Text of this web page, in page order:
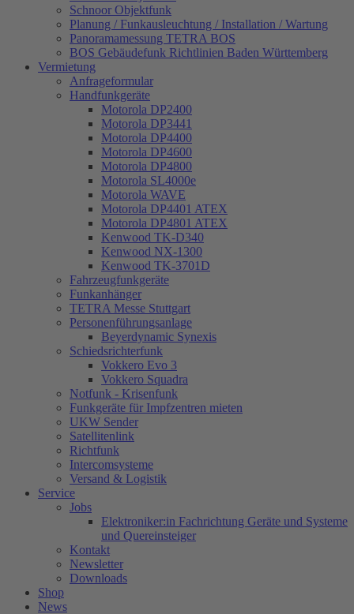
Schnoor Objektfunk
Planung / Funkausleuchtung / Installation / Wartung
Panoramamessung TETRA BOS
BOS Gebäudefunk Richtlinien Baden Württemberg
Vermietung
Anfrageformular
Handfunkgeräte
Motorola DP2400
Motorola DP3441
Motorola DP4400
Motorola DP4600
Motorola DP4800
Motorola SL4000e
Motorola WAVE
Motorola DP4401 ATEX
Motorola DP4801 ATEX
Kenwood TK-D340
Kenwood NX-1300
Kenwood TK-3701D
Fahrzeugfunkgeräte
Funkanhänger
TETRA Messe Stuttgart
Personenführungsanlage
Beyerdynamic Synexis
Schiedsrichterfunk
Vokkero Evo 3
Vokkero Squadra
Notfunk - Krisenfunk
Funkgeräte für Impfzentren mieten
UKW Sender
Satellitenlink
Richtfunk
Intercomsysteme
Versand & Logistik
Service
Jobs
Elektroniker:in Fachrichtung Geräte und Systeme
und Quereinsteiger
Kontakt
Newsletter
Downloads
Shop
News